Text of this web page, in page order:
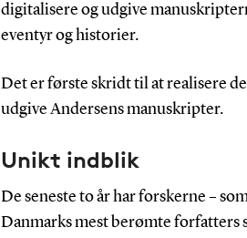
digitalisere og udgive
eventyr og historier.
Det er første skridt til at realisere
udgive Andersens manuskripter.
Unikt indblik
De seneste to år har forskerne –
Danmarks mest berømte forfatters